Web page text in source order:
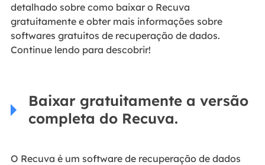
detalhado sobre como baixar o Recuva
gratuitamente e obter mais informações sobre
softwares gratuitos de recuperação de dados.
Continue lendo para descobrir!
Baixar gratuitamente a versão
completa do Recuva.
O Recuva é um software de recuperação de dados